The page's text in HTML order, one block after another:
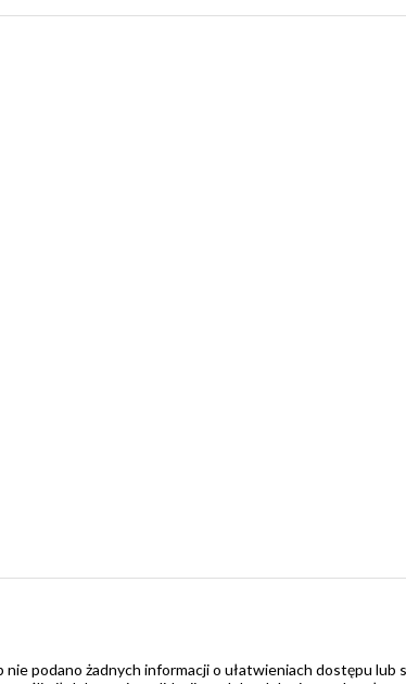
podano żadnych informacji o ułatwieniach dostępu lub